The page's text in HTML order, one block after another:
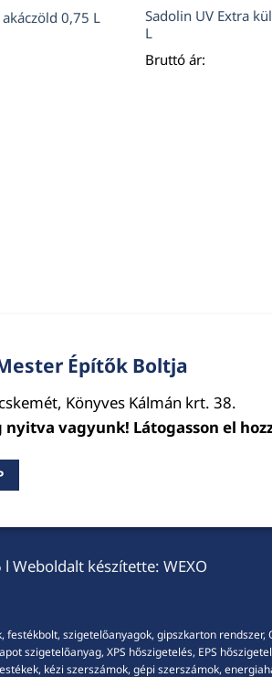
0,75 L
Sadolin UV Extra
L
Bruttó ár:
Építők Boltja
Könyves Kálmán krt. 38.
nyitva vagyunk! Látogasson el
Weboldalt készítette: WEXO
festékbolt, szigetelőanyagok, gipszkarton
szigetelőanyag, XPS hőszigetelés, EPS
kézi szerszámok, gépi szerszámok,